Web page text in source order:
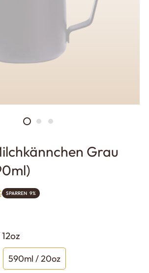
Grau
SPARREN 9%
590ml / 20oz